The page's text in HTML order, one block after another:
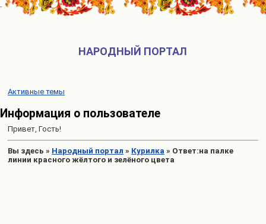
НАРОДНЫЙ ПОРТАЛ
Активные темы
Информация о пользователе
Привет, Гость!
Вы здесь » Народный портал » Курилка » Ответ:на палке
линии красного жёлтого и зелёного цвета